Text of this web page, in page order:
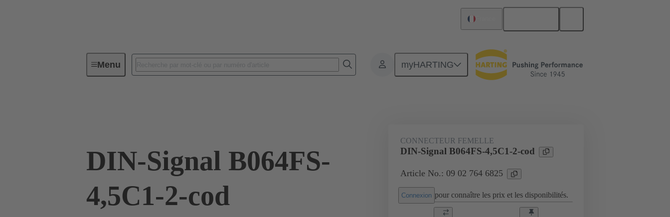
Menu myHARTING
Connectivité d'Equipements Connecteurs carte à carte Produits Raccordement carte mère à carte fille
DIN-Signal B064FS-
4,5C1-2-cod
CONNECTEUR FEMELLE
DIN-Signal B064FS-4,5C1-2-cod
Article No.: 09 02 764 6825
Connexion pour connaître les prix et les disponibilités.